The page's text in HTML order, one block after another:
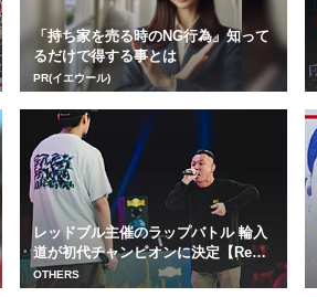
「持ち家を売る時のNG行為」知って
るだけで得する事とは
PR(イエウール)
レッドブル主催のラップバトル 輪入
道が初代チャンピオンに決定【Red
Bull ...
OTHERS